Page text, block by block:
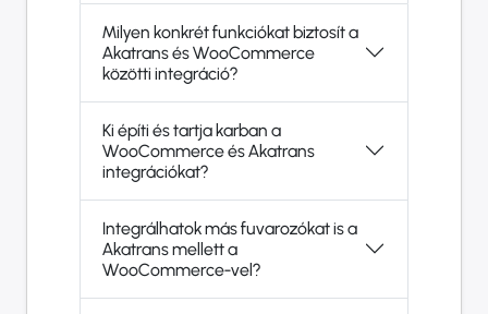
Milyen konkrét funkciókat biztosít a
Akatrans és WooCommerce
közötti integráció?
Ki építi és tartja karban a
WooCommerce és Akatrans
integrációkat?
Integrálhatok más fuvarozókat is a
Akatrans mellett a
WooCommerce-vel?